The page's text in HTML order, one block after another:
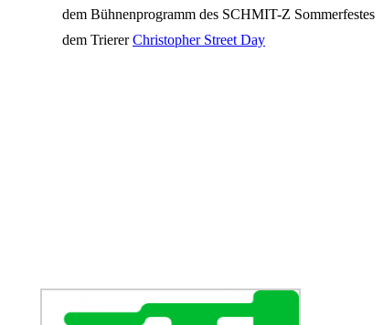
dem Bühnenprogramm des SCHMIT-Z Sommerfestes
dem TriererChristopher Street Day